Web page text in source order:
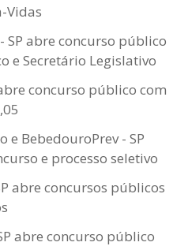
Vidas
SP abre concurso público
e Secretário Legislativo
concurso público com
e BebedouroPrev - SP
e processo seletivo
abre concursos públicos
abre concurso público